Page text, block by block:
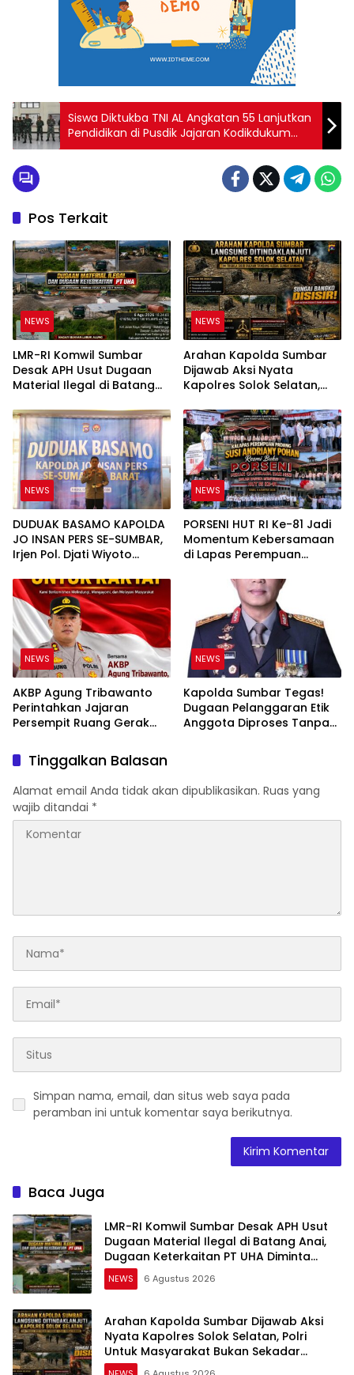
Siswa Diktukba TNI AL Angkatan 55 Lanjutkan
Pendidikan di Pusdik Jajaran Kodikdukum
Kodiklatal
Pos Terkait
NEWS
LMR-RI Komwil Sumbar
Desak APH Usut Dugaan
Material Ilegal di Batang
PT UHA Diminta Diselidiki
Tuntas
NEWS
Arahan Kapolda Sumbar
Dijawab Aksi Nyata
Kapolres Solok Selatan,
Bukan Sekadar Slogan
NEWS
DUDUAK BASAMO KAPOLDA
JO INSAN PERS SE-SUMBAR,
Irjen Pol. Djati Wiyoto
Ruang bagi Pelanggar
Hukum di Internal Polri
NEWS
PORSENI HUT RI Ke-81 Jadi
Momentum Kebersamaan
di Lapas Perempuan
NEWS
AKBP Agung Tribawanto
Perintahkan Jajaran
Persempit Ruang Gerak
Pasaman Barat
NEWS
Kapolda Sumbar Tegas!
Dugaan Pelanggaran Etik
Anggota Diproses Tanpa
Tinggalkan Balasan
Alamat email Anda tidak akan dipublikasikan. Ruas yang
wajib ditandai *
Simpan nama, email, dan situs web saya pada
peramban ini untuk komentar saya berikutnya.
Baca Juga
LMR-RI Komwil Sumbar Desak APH Usut
Dugaan Material Ilegal di Batang Anai,
Dugaan Keterkaitan PT UHA Diminta
Diselidiki Tuntas
NEWS 6 Agustus 2026
Arahan Kapolda Sumbar Dijawab Aksi
Nyata Kapolres Solok Selatan, Polri
Untuk Masyarakat Bukan Sekadar
Slogan